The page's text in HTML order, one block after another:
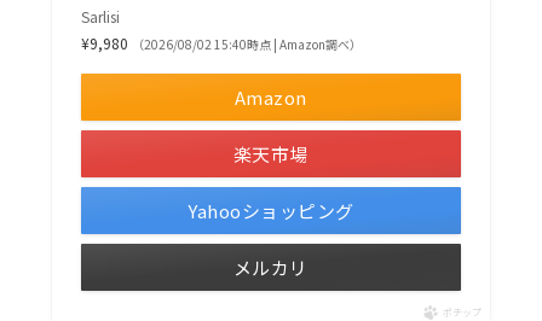
Sarlisi
¥9,980
（2026/08/02 15:40時点 | Amazon調べ）
Amazon
楽天市場
Yahooショッピング
メルカリ
ポチップ